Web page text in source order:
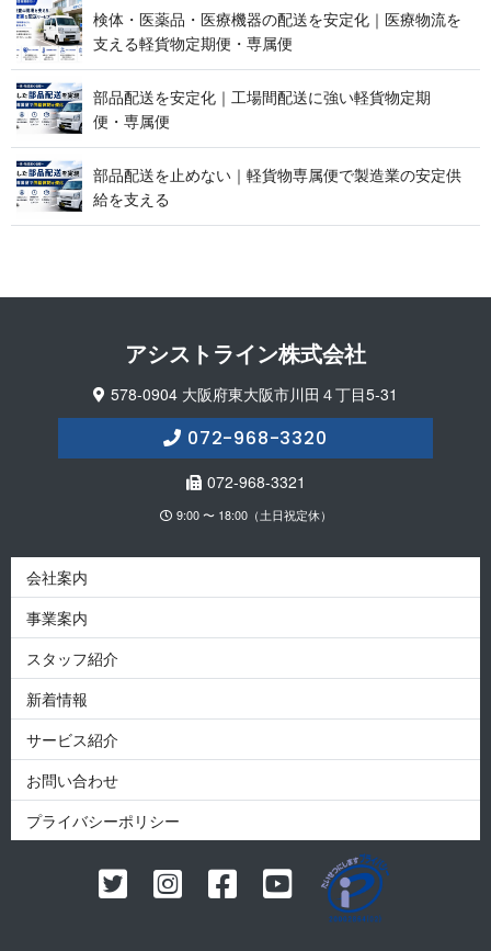
検体・医薬品・医療機器の配送を安定化｜医療物流を
支える軽貨物定期便 ・ 専 属 便
部品配送を安定化｜工場間配送に強い軽貨物定期
便 ・ 専 属 便
部品配送を止めない｜軽貨物専属便で製造業の安定供
給 を 支 え る
アシストライン 株 式 会 社
578-0904 大阪府東大阪市川田４丁目5-31
072-968-3320
072-968-3321
9:00 〜 18:00（土日祝定休）
会社案内
事業案内
スタッフ紹介
新着情報
サービス紹介
お問い合わせ
プライバシーポリシー